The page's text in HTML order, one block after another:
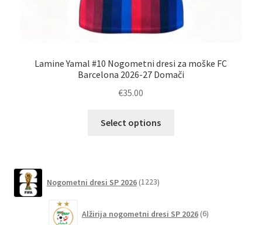
Lamine Yamal #10 Nogometni dresi za moške FC
Barcelona 2026-27 Domači
€35.00
Select options
izberete
Nogometni dresi SP 2026 1223izdelkov
Alžirija nogometni dresi SP 2026 6izdelkov